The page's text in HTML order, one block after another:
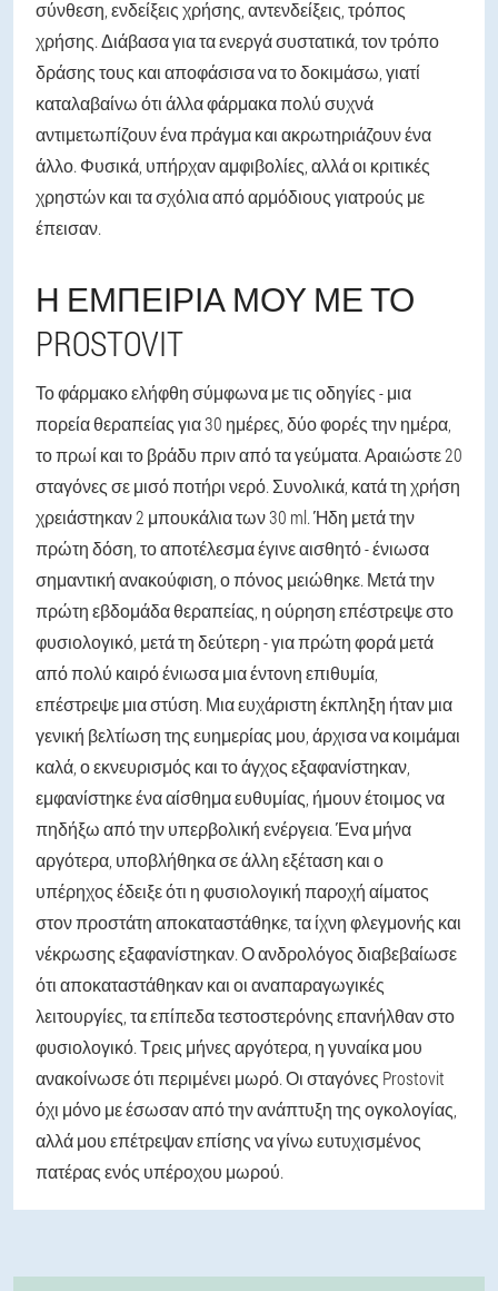
σύνθεση, ενδείξεις χρήσης, αντενδείξεις, τρόπος
χρήσης. Διάβασα για τα ενεργά συστατικά, τον τρόπο
δράσης τους και αποφάσισα να το δοκιμάσω, γιατί
καταλαβαίνω ότι άλλα φάρμακα πολύ συχνά
αντιμετωπίζουν ένα πράγμα και ακρωτηριάζουν ένα
άλλο. Φυσικά, υπήρχαν αμφιβολίες, αλλά οι κριτικές
χρηστών και τα σχόλια από αρμόδιους γιατρούς με
έπεισαν.
Η ΕΜΠΕΙΡΊΑ ΜΟΥ ΜΕ ΤΟ
PROSTOVIT
Το φάρμακο ελήφθη σύμφωνα με τις οδηγίες - μια
πορεία θεραπείας για 30 ημέρες, δύο φορές την ημέρα,
το πρωί και το βράδυ πριν από τα γεύματα. Αραιώστε 20
σταγόνες σε μισό ποτήρι νερό. Συνολικά, κατά τη χρήση
χρειάστηκαν 2 μπουκάλια των 30 ml. Ήδη μετά την
πρώτη δόση, το αποτέλεσμα έγινε αισθητό - ένιωσα
σημαντική ανακούφιση, ο πόνος μειώθηκε. Μετά την
πρώτη εβδομάδα θεραπείας, η ούρηση επέστρεψε στο
φυσιολογικό, μετά τη δεύτερη - για πρώτη φορά μετά
από πολύ καιρό ένιωσα μια έντονη επιθυμία,
επέστρεψε μια στύση. Μια ευχάριστη έκπληξη ήταν μια
γενική βελτίωση της ευημερίας μου, άρχισα να κοιμάμαι
καλά, ο εκνευρισμός και το άγχος εξαφανίστηκαν,
εμφανίστηκε ένα αίσθημα ευθυμίας, ήμουν έτοιμος να
πηδήξω από την υπερβολική ενέργεια. Ένα μήνα
αργότερα, υποβλήθηκα σε άλλη εξέταση και ο
υπέρηχος έδειξε ότι η φυσιολογική παροχή αίματος
στον προστάτη αποκαταστάθηκε, τα ίχνη φλεγμονής και
νέκρωσης εξαφανίστηκαν. Ο ανδρολόγος διαβεβαίωσε
ότι αποκαταστάθηκαν και οι αναπαραγωγικές
λειτουργίες, τα επίπεδα τεστοστερόνης επανήλθαν στο
φυσιολογικό. Τρεις μήνες αργότερα, η γυναίκα μου
ανακοίνωσε ότι περιμένει μωρό. Οι σταγόνες Prostovit
όχι μόνο με έσωσαν από την ανάπτυξη της ογκολογίας,
αλλά μου επέτρεψαν επίσης να γίνω ευτυχισμένος
πατέρας ενός υπέροχου μωρού.